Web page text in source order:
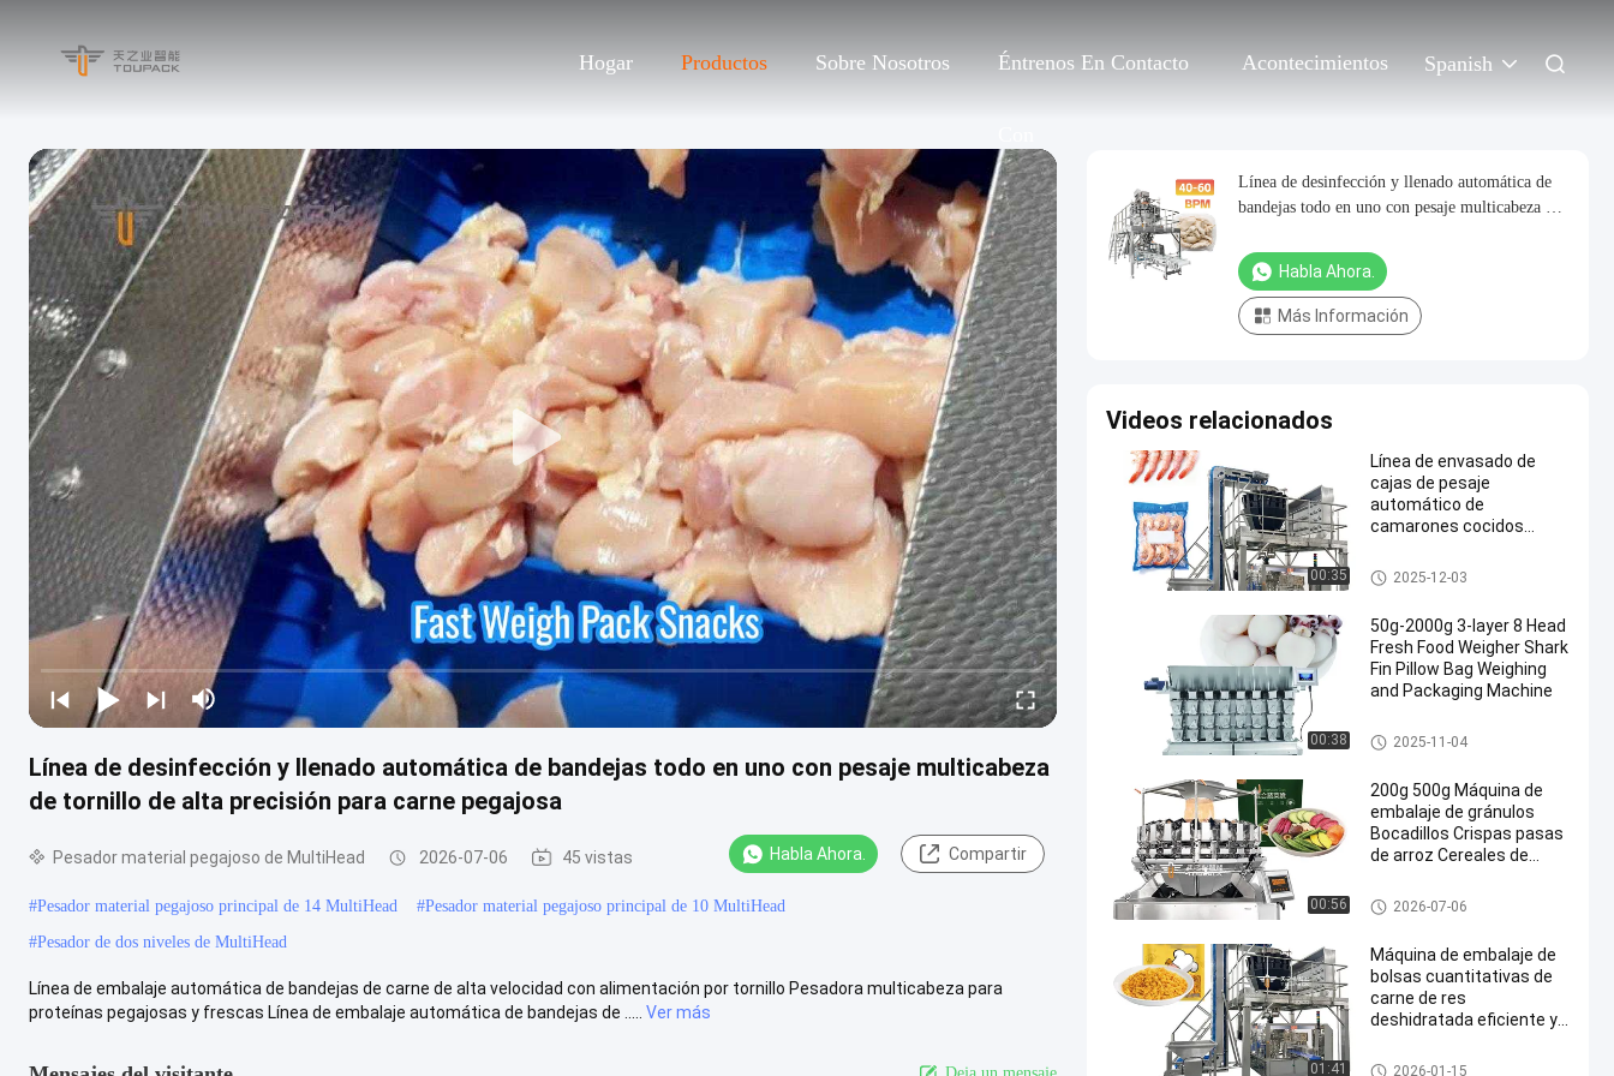
Hogar Productos Sobre Nosotros Éntrenos En Contacto Acontecimientos Spanish
Línea de desinfección y llenado automática de bandejas todo en uno con pesaje multicabeza
de tornillo de alta precisión para carne pegajosa
Pesador material pegajoso de MultiHead 2026-07-06 45 vistas Habla Ahora. Compartir
#Pesador material pegajoso principal de 14 MultiHead #Pesador material pegajoso principal de 10 MultiHead
#Pesador de dos niveles de MultiHead
Línea de embalaje automática de bandejas de carne de alta velocidad con alimentación por tornillo Pesadora multicabeza para
proteínas pegajosas y frescas Línea de embalaje automática de bandejas de .....
Ver más
Deja un mensaje
Línea de desinfección y llenado automática de
bandejas todo en uno con pesaje multicabeza de
Habla Ahora.
Más Información
Videos relacionados
00:35
Línea de envasado de
cajas de pesaje
automático de
camarones cocidos
llenado y envasado de
camarones frescos
bandejas
Pesador material pegajoso de
MultiHead
2025-12-03
00:38
50g-2000g 3-layer 8 Head
Fresh Food Weigher Shark
Fin Pillow Bag Weighing
and Packaging Machine
Pesador material pegajoso de
MultiHead
2025-11-04
00:56
200g 500g Máquina de
embalaje de gránulos
Bocadillos Crispas pasas
de arroz Cereales de
Galletas cacahuetes
Semillas Jujuba Máquina
Pesadora multicabezal
2026-07-06
01:41
Máquina de embalaje de
bolsas cuantitativas de
carne de res
deshidratada eficiente y
Pesador material pegajoso de
2026-01-15